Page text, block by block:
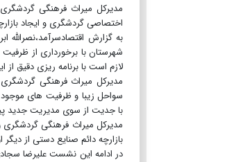
مدیرکل میراث فرهنگی
اختصاصی گردشگری و ایجاد
به گزارش
شهرستان با برخورداری از
لازم است با برنامه ریزی دقیق از
مدیرکل میراث فرهنگی
سواحل زیبا و ظرفیت های
با جدیت از سوی مدیریت جدید
مدیرکل میراث فرهنگی گردشگری
بازارچه دائم صنایع دستی از
در ادامه این نشست علیرضا